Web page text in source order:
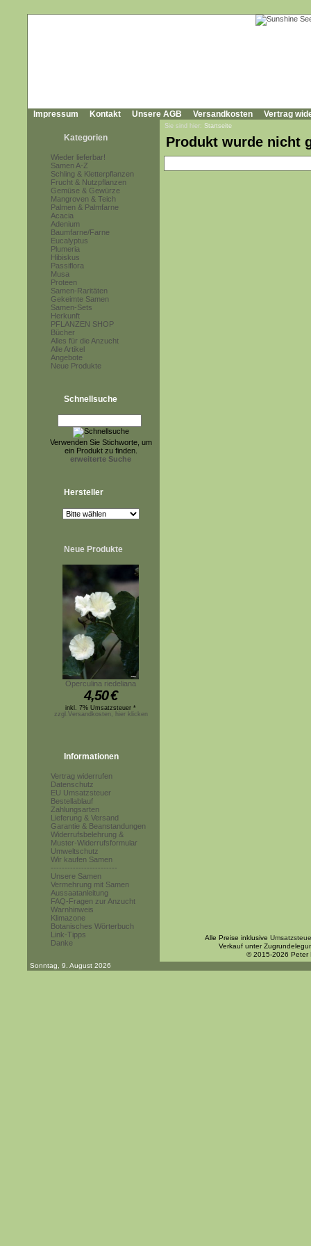
Impressum Kontakt Unsere AGB Versandkosten Vertrag
Kategorien
Wieder lieferbar!
Samen A-Z
Schling & Kletterpflanzen
Frucht & Nutzpflanzen
Gemüse & Gewürze
Mangroven & Teich
Palmen & Palmfarne
Acacia
Adenium
Baumfarne/Farne
Eucalyptus
Plumeria
Hibiskus
Passiflora
Musa
Proteen
Samen-Raritäten
Gekeimte Samen
Samen-Sets
Herkunft
PFLANZEN SHOP
Bücher
Alles für die Anzucht
Alle Artikel
Angebote
Neue Produkte
Schnellsuche
Verwenden Sie Stichworte, um
ein Produkt zu finden.
erweiterte Suche
Hersteller
Neue Produkte
Operculina riedeliana
4,50€
inkl. 7% Umsatzsteuer *
zzgl.Versandkosten, hier klicken
Informationen
Vertrag widerrufen
Datenschutz
EU Umsatzsteuer
Bestellablauf
Zahlungsarten
Lieferung & Versand
Garantie & Beanstandungen
Widerrufsbelehrung &
Muster-Widerrufsformular
Umweltschutz
Wir kaufen Samen
------------------------
Unsere Samen
Vermehrung mit Samen
Aussaatanleitung
FAQ-Fragen zur Anzucht
Warnhinweis
Klimazone
Botanisches Wörterbuch
Link-Tipps
Danke
Sie sind hier: Startseite
Produkt wurde nicht
Alle Preise inklusive
Verkauf unter
© 2015-2026 Peter
Sonntag, 9. August 2026